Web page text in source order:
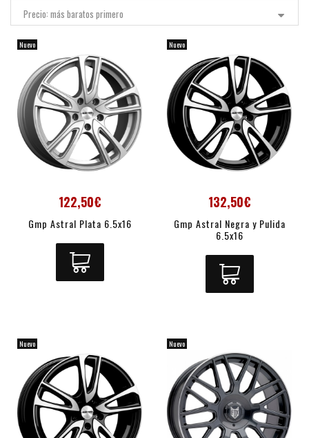
Precio: más baratos primero
Nuevo
122,50€
Gmp Astral Plata 6.5x16
Nuevo
132,50€
Gmp Astral Negra y Pulida
6.5x16
Nuevo Nuevo